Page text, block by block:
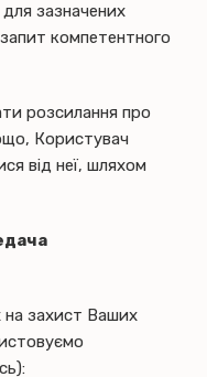
зазначених
компетентного
розсилання про
Користувач
від неї, шляхом
на захист Ваших